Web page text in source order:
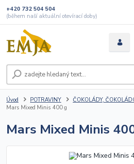
+420 732 504 504
(během naší aktuální otevírací doby)
Úvod POTRAVINY
ČOKOLÁDY,
Mars Mixed Minis 400 g
Mars Mixed Minis